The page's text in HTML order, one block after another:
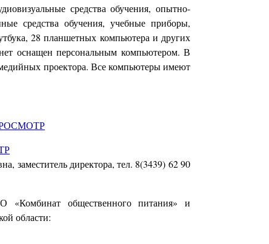
средства обучения, опытно-
средства обучения, учебные приборы,
28 планшетных компьютера и других
оснащен персональным компьютером. В
проектора. Все компьютеры имеют
заместитель директора, тел. 8(3439) 62 90
общественного питания» и
области: